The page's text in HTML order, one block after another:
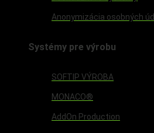
Anonymizácia osobných
Systémy pre výrobu
SOFTIP VÝROBA
MONACO®
AddOn Production